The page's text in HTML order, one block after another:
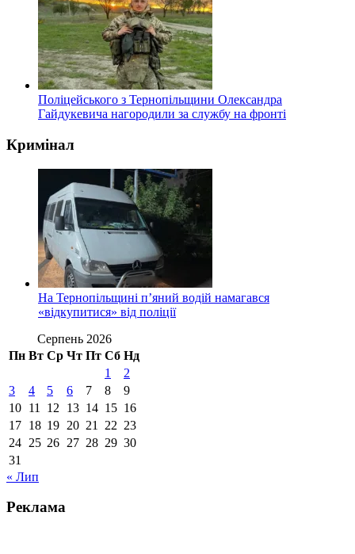
Поліцейського з Тернопільщини Олександра
Гайдукевича нагородили за службу на фронті
Кримінал
На Тернопільщині п’яний водій намагався
«відкупитися» від поліції
Серпень 2026
Пн Вт Ср Чт Пт Сб Нд
1
2
3
4 5 6 7 8
9
10 11 12 13 14 15 16
17 18 19 20 21 22 23
24 25 26 27 28 29 30
31
« Лип
Реклама